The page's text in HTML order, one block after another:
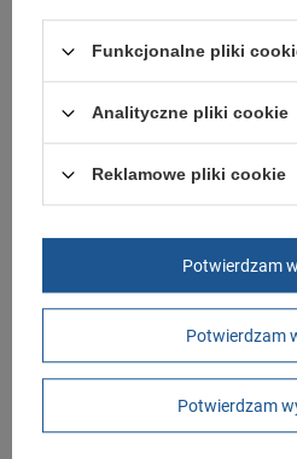
+ Dodaj do porównania
161,89 zł-179,00 zł
+ Dodaj do porównania
Funkcjonalne pliki
Analityczne pliki cookie
Reklamowe pliki cookie
Potwierdzam
Potwierdzam
Potwierdzam